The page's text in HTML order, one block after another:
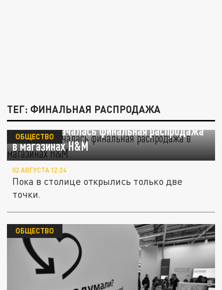
ТЕГ: ФИНАЛЬНАЯ РАСПРОДАЖА
В Москве началась финальная распродажа
в магазинах H&M
ОБЩЕСТВО
02 АВГУСТА 12:24
Пока в столице открылись только две
точки.
ОБЩЕСТВО